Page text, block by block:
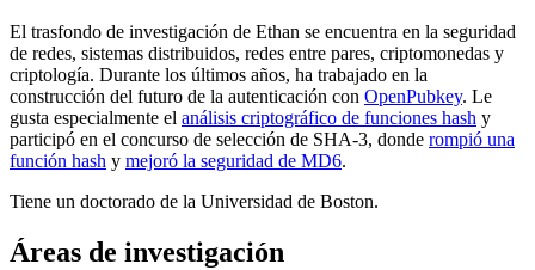
El trasfondo de investigación de Ethan se encuentra en la seguridad
de redes, sistemas distribuidos, redes entre pares, criptomonedas y
criptología. Durante los últimos años, ha trabajado en la
construcción del futuro de la autenticación con OpenPubkey. Le
gusta especialmente el análisis criptográfico de funciones hash y
participó en el concurso de selección de SHA-3, donde rompió una
función hash y mejoró la seguridad de MD6.
Tiene un doctorado de la Universidad de Boston.
Áreas de investigación